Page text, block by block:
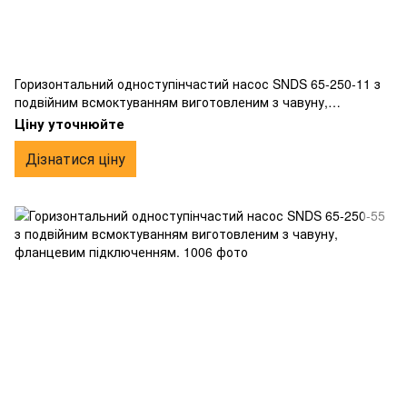
Горизонтальний одноступінчастий насос SNDS 65-250-11 з
подвійним всмоктуванням виготовленим з чавуну,
фланцевим підключенням.
Ціну уточнюйте
Дізнатися ціну